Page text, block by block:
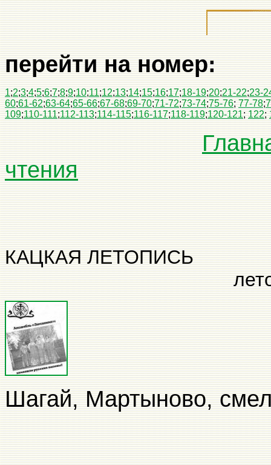
перейти на номер:
1;2;3;4;5;6;7;8;9;10;11;12;13;14;15;16;17;18-19;20;21-22;23-
60;61-62;63-64;65-66;67-68;69-70;71-72;73-74;75-76; 77-78;
109;110-111;112-113;114-115;116-117;118-119;120-121; 122;
чтения
КАЦКАЯ
лето 2004
Шагай, Мартыново,